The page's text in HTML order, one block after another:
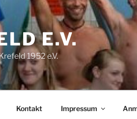
E.V.
1952 e.V.
Kontakt Impressum